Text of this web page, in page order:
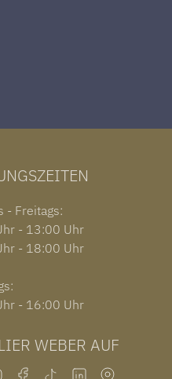
- Freitags:
- 13:00 Uhr
- 18:00 Uhr
- 16:00 Uhr
WEBER AUF